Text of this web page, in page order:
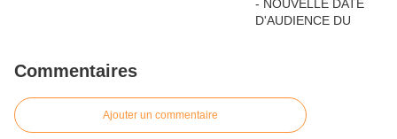
Commentaires
Ajouter un commentaire